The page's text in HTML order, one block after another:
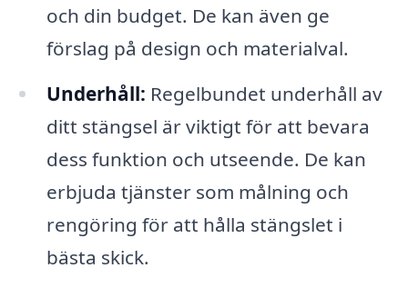
och din budget. De kan även ge
förslag på design och materialval.
Underhåll: Regelbundet underhåll av
ditt stängsel är viktigt för att bevara
dess funktion och utseende. De kan
erbjuda tjänster som målning och
rengöring för att hålla stängslet i
bästa skick.